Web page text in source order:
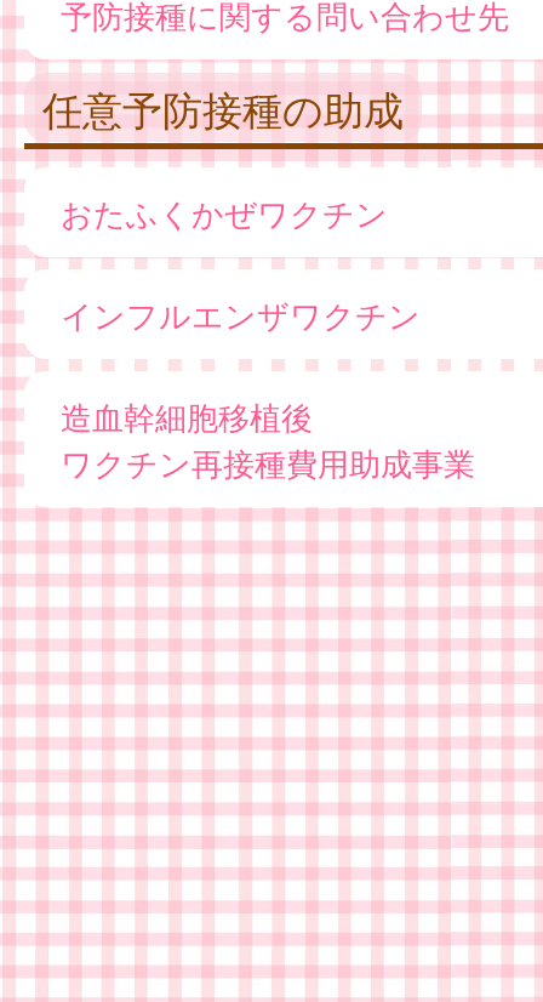
予防接種に関する問い合わせ先
任意予防接種の助成
おたふくかぜワクチン
インフルエンザワクチン
造血幹細胞移植後
ワクチン再接種費用助成事業